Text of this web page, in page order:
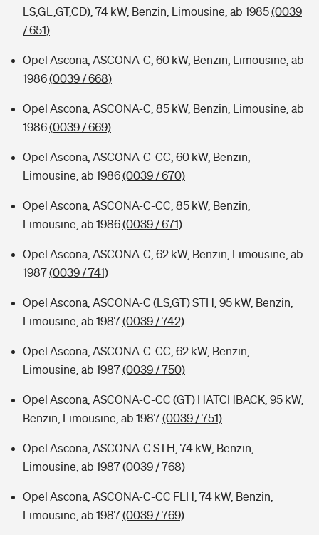
LS,GL,GT,CD), 74 kW, Benzin, Limousine, ab 1985(0039
/ 651)
Opel Ascona, ASCONA-C, 60 kW, Benzin, Limousine, ab
1986(0039 / 668)
Opel Ascona, ASCONA-C, 85 kW, Benzin, Limousine, ab
1986(0039 / 669)
Opel Ascona, ASCONA-C-CC, 60 kW, Benzin,
Limousine, ab 1986(0039 / 670)
Opel Ascona, ASCONA-C-CC, 85 kW, Benzin,
Limousine, ab 1986(0039 / 671)
Opel Ascona, ASCONA-C, 62 kW, Benzin, Limousine, ab
1987(0039 / 741)
Opel Ascona, ASCONA-C (LS,GT) STH, 95 kW, Benzin,
Limousine, ab 1987(0039 / 742)
Opel Ascona, ASCONA-C-CC, 62 kW, Benzin,
Limousine, ab 1987(0039 / 750)
Opel Ascona, ASCONA-C-CC (GT) HATCHBACK, 95 kW,
Benzin, Limousine, ab 1987(0039 / 751)
Opel Ascona, ASCONA-C STH, 74 kW, Benzin,
Limousine, ab 1987(0039 / 768)
Opel Ascona, ASCONA-C-CC FLH, 74 kW, Benzin,
Limousine, ab 1987(0039 / 769)